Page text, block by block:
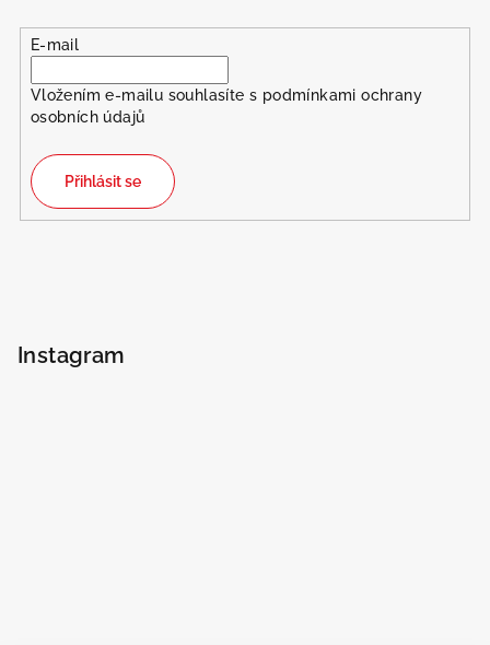
E-mail
Vložením e-mailu souhlasíte s podmínkami ochrany
osobních údajů
Přihlásit se
Instagram